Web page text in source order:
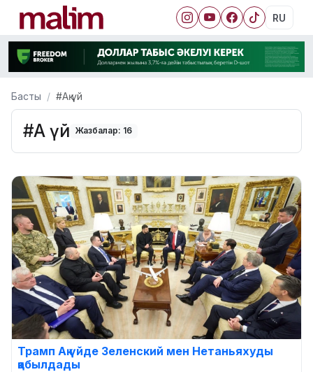
RU
Басты #Ақ үй
#Ақ үй Жазбалар: 16
Трамп Ақ үйде Зеленский мен Нетаньяхуды
қабылдады